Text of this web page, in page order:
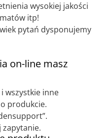
wysokiej jakości
itp!
pytań dysponujemy
on-line masz
wszystkie inne
produkcie.